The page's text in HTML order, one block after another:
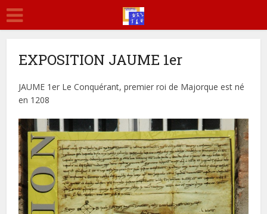
EXPOSITION JAUME 1er
JAUME 1er Le Conquérant, premier roi de Majorque est né
en 1208